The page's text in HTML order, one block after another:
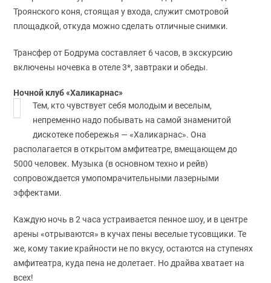
Троянского коня, стоящая у входа, служит смотровой
площадкой, откуда можно сделать отличные снимки.
Трансфер от Бодрума составляет 6 часов, в экскурсию
включены ночевка в отеле 3*, завтраки и обеды.
Ночной клуб «Халикарнас»
Тем, кто чувствует себя молодым и веселым,
непременно надо побывать на самой знаменитой
дискотеке побережья — «Халикарнас». Она
располагается в открытом амфитеатре, вмещающем до
5000 человек. Музыка (в основном техно и рейв)
сопровождается умопомрачительными лазерными
эффектами.
Каждую ночь в 2 часа устраивается пенное шоу, и в центре
арены «отрываются» в кучах пены веселые тусовщики. Те
же, кому такие крайности не по вкусу, остаются на ступенях
амфитеатра, куда пена не долетает. Но драйва хватает на
всех!